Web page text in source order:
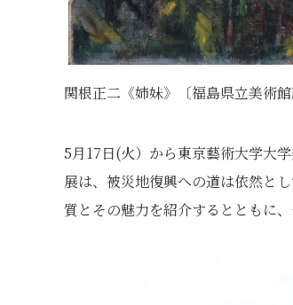
関根正二《姉妹》〔福島県立美術館
5月17日(火）から東京藝術大学大
展は、被災地復興への道は依然と
質とその魅力を紹介するとともに